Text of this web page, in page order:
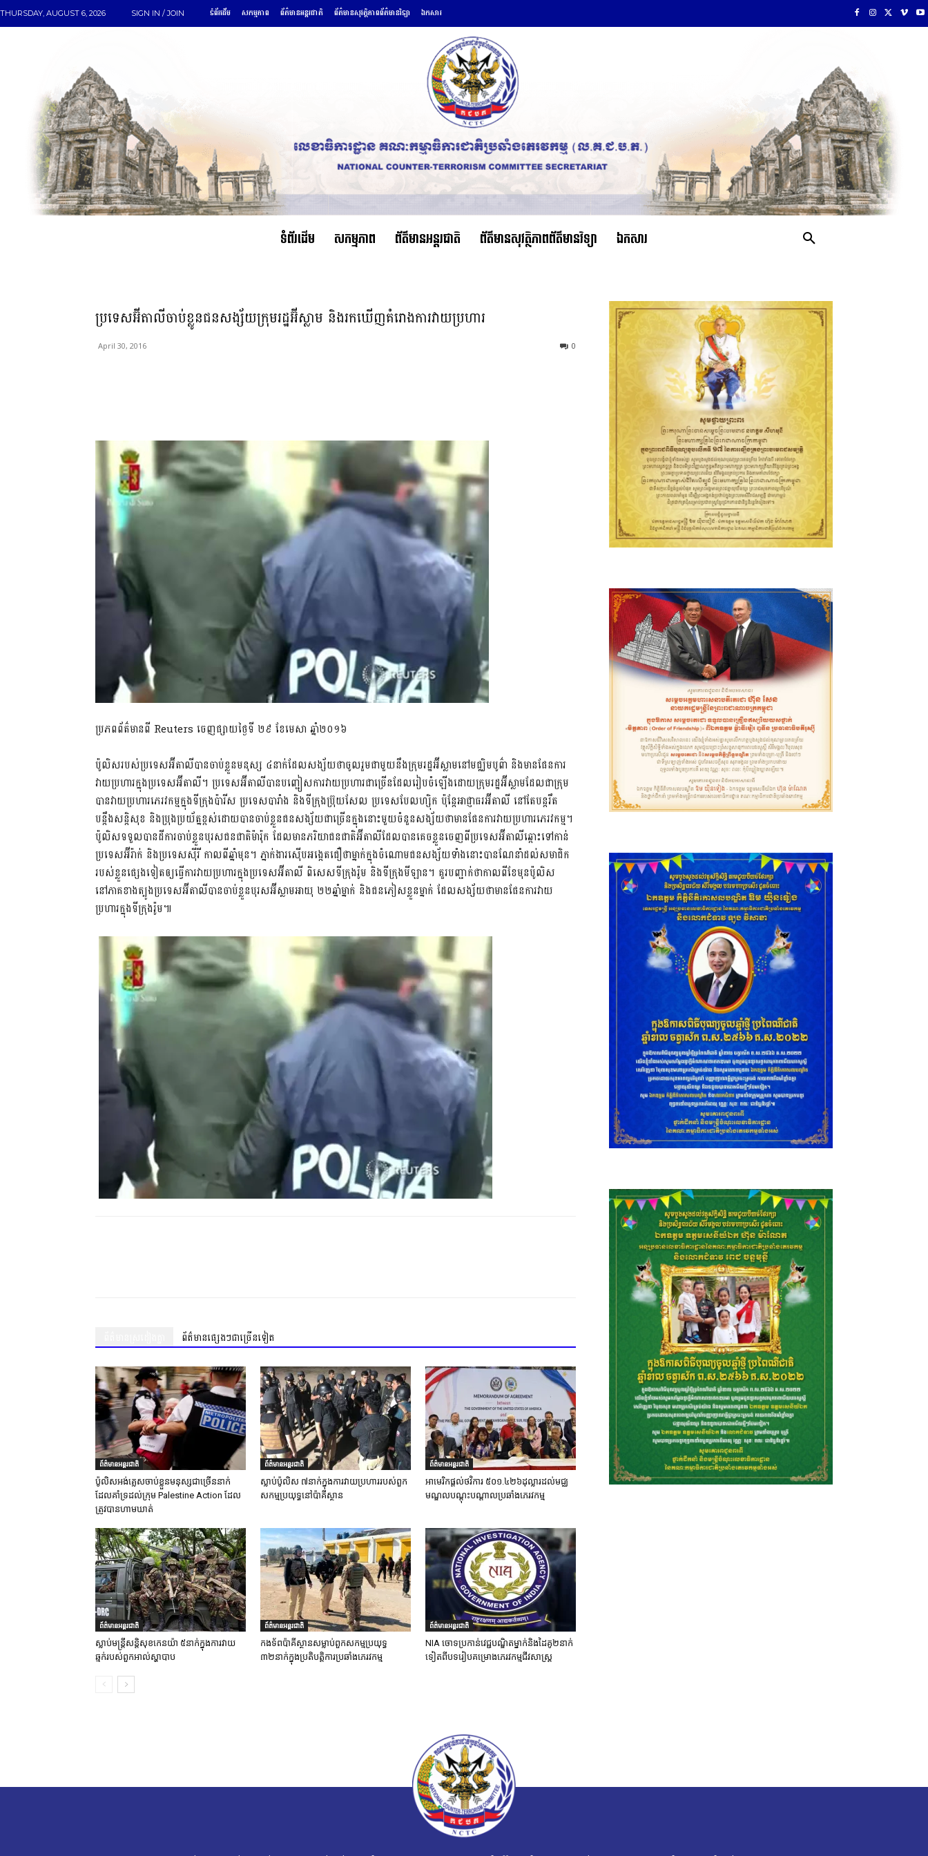
THURSDAY, AUGUST 6, 2026 SIGN IN / JOIN ទំព័រដើម សកម្មភាព ព័ត៌មានអន្តរជាតិ ព័ត៌មានសុវត្ថិភាពព័ត៌មានវិទ្យា ឯកសារ
ទំព័រដើម សកម្មភាព ព័ត៌មានអន្តរជាតិ ព័ត៌មានសុវត្ថិភាពព័ត៌មានវិទ្យា ឯកសារ
ប្រទេសអ៊ីតាលីចាប់ខ្លូនជនសង្ស័យក្រុមរដ្ឋអ៊ីស្លាម និងរកឃើញគំរោងការវាយប្រហារ
April 30, 2016 0
ប្រភពព័ត៌មានពី Reuters ចេញផ្សាយថ្ងៃទី ២៩ ខែមេសា ឆ្នាំ២០១៦
ប៉ូលិសរបស់ប្រទេសអ៊ីតាលីបានចាប់ខ្លួនមនុស្ស ៤នាក់ដែលសង្ស័យថាចូលរួមជាមួយនឹងក្រុមរដ្ឋអ៊ីស្លាមនៅមជ្ឈិមបូព៌ា និងមានផែនការ
វាយប្រហារក្នុងប្រទេសអ៊ីតាលី។ ប្រទេសអ៊ីតាលីបានបញ្ជៀសការវាយប្រហារជាច្រើនដែលរៀបចំឡើងដោយក្រុមរដ្ឋអ៊ីស្លាមដែលជាក្រុម
បានវាយប្រហារភេរវកម្មក្នុងទីក្រុងប៉ារីស ប្រទេសបារាំង និងទីក្រុងប្រ៊ុយសែល ប្រទេសបែលហ្ស៊ិក ប៉ុន្តែអាជ្ញាធរអ៊ីតាលី នៅតែបន្តរឹត
បន្តឹងសន្តិសុខ និងប្រុងប្រយ័ត្នខ្ពស់ដោយបានចាប់ខ្លួនជនសង្ស័យជាច្រើនក្នុងនោះមួយចំនួនសង្ស័យថាមានផែនការវាយប្រហារភេរវកម្ម។
ប៉ូលិសទទួលបានដីការចាប់ខ្លួនបុរសជនជាតិម៉ារ៉ុក ដែលមានភរិយាជនជាតិអ៊ីតាលីដែលបានគេចខ្លួនចេញពីប្រទេសអ៊ីតាលីឆ្ពោះទៅកាន់
ប្រទេសអ៊ីរ៉ាក់ និងប្រទេសស៊ីរី កាលពីឆ្នាំមុន។ ភ្នាក់ងារស៊ើបអង្កេតជឿថាម្នាក់ក្នុងចំណោមជនសង្ស័យទាំងនោះបានណែនាំដល់សមាជិក
របស់ខ្លួនផ្សេងទៀតឲ្យធ្វើការវាយប្រហារក្នុងប្រទេសអ៊ីតាលី ពិសេសទីក្រុងរ៉ូម និងទីក្រុងមីឡាន។ គួរបញ្ជាក់ថាកាលពីខែមុនប៉ូលិស
នៅភាគខាងត្បូងប្រទេសអ៊ីតាលីបានចាប់ខ្លួនបុរសអ៊ីស្លាមអាយុ ២២ឆ្នាំម្នាក់ និងជនភៀសខ្លួនម្នាក់ ដែលសង្ស័យថាមានផែនការវាយ
ប្រហារក្នុងទីក្រុងរ៉ូម៕
ព័ត៌មានផ្សេងៗជាច្រើនទៀត
ព័ត៌មានអន្តរជាតិ
ប៉ូលិសអង់គ្លេសចាប់ខ្លួនមនុស្សជាច្រើននាក់
ដែលគាំទ្រដល់ក្រុម Palestine Action ដែល
ត្រូវបានហាមឃាត់
ព័ត៌មានអន្តរជាតិ
ស្លាប់ប៉ូលិស ៧នាក់ក្នុងការវាយប្រហាររបស់ពួក
សកម្មប្រយុទ្ធនៅប៉ាគីស្ថាន
ព័ត៌មានអន្តរជាតិ
អាមេរិកផ្តល់ថវិការ ៥០១.៤២៦ដុល្លារដល់មជ្ឈ
មណ្ឌលបណ្តុះបណ្តាលប្រឆាំងភេរវកម្ម
ព័ត៌មានអន្តរជាតិ
ស្លាប់មន្ត្រីសន្តិសុខកេនយ៉ា ៥នាក់ក្នុងការវាយ
ឆ្មក់របស់ពួកអាល់ស្ហាបាប
ព័ត៌មានអន្តរជាតិ
កងទ័ពប៉ាគីស្ថានសម្លាប់ពួកសកម្មប្រយុទ្ធ
៣២នាក់ក្នុងប្រតិបត្តិការប្រឆាំងភេរវកម្ម
ព័ត៌មានអន្តរជាតិ
NIA ចោទប្រកាន់វេជ្ជបណ្ឌិតម្នាក់និងដៃគូ២នាក់
ទៀតពីបទរៀបគម្រោងភេរវកម្មជីវសាស្ត្រ